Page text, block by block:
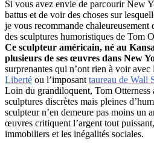
Si vous avez envie de parcourir New
battus et de voir des choses sur
je vous recommande chaleureusement
des sculptures humoristiques de Tom
Ce sculpteur américain, né au
plusieurs de ses œuvres dans New
surprenantes qui n’ont rien à voir avec
Liberté ou l’imposant taureau de Wall
Loin du grandiloquent, Tom Otterness
sculptures discrètes mais pleines
sculpteur n’en demeure pas moins un
œuvres critiquent l’argent tout
immobiliers et les inégalités sociales.